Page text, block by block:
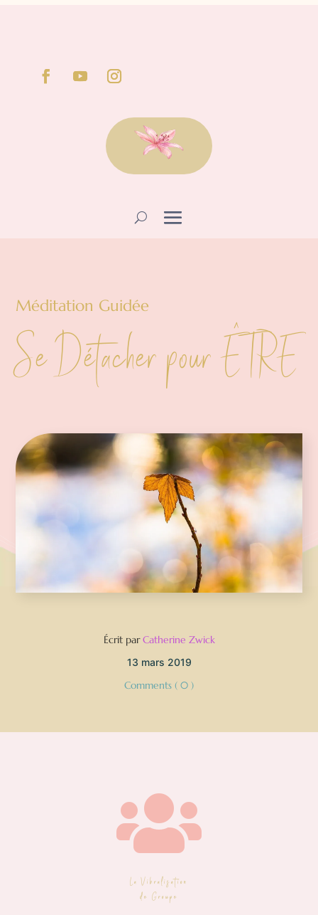
Méditation Guidée
Se Détacher pour ÊTRE
Écrit parCatherine Zwick
13 mars 2019
Comments ( 0 )

La Vibralisation
de Groupe